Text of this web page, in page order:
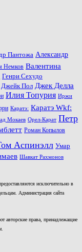
Пантожа Александр
Немков Валентина
Генри Сехудо
Джейк Пол Джек Делла
Илия Топурия Иржи
Каратэ: Каратэ Wkf:
Мокаев Орел-Карат Петр
Роман Копылов
Аспинэлл Умар
Шавкат Рахмонов
исключительно в
Администрация сайта
авторские права, принадлежащие